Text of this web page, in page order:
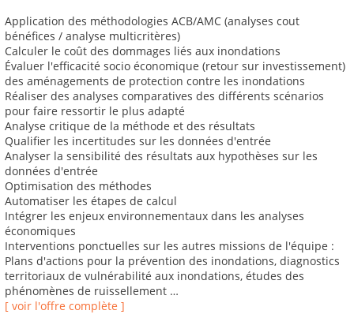
Application des méthodologies ACB/AMC (analyses cout
bénéfices / analyse multicritères)
Calculer le coût des dommages liés aux inondations
Évaluer l'efficacité socio économique (retour sur investissement)
des aménagements de protection contre les inondations
Réaliser des analyses comparatives des différents scénarios
pour faire ressortir le plus adapté
Analyse critique de la méthode et des résultats
Qualifier les incertitudes sur les données d'entrée
Analyser la sensibilité des résultats aux hypothèses sur les
données d'entrée
Optimisation des méthodes
Automatiser les étapes de calcul
Intégrer les enjeux environnementaux dans les analyses
économiques
Interventions ponctuelles sur les autres missions de l'équipe :
Plans d'actions pour la prévention des inondations, diagnostics
territoriaux de vulnérabilité aux inondations, études des
phénomènes de ruissellement …
[ voir l'offre complète ]